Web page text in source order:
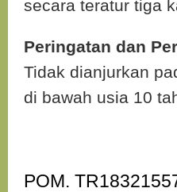
secara teratur tiga
Peringatan dan
Tidak dianjurkan
di bawah usia 10
POM.